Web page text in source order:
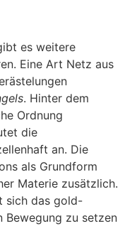
es weitere
Eine Art Netz aus
. Hinter dem
Ordnung
die
an. Die
als Grundform
Materie zusätzlich.
sich das gold-
Bewegung zu setzen